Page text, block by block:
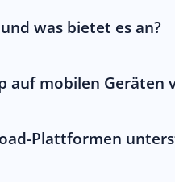
was bietet es an?
auf mobilen Geräten
Plattformen